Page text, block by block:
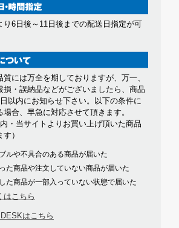
り6日後～11日後までの配送日指定が可
質には万全を期しておりますが、万一、
損・誤納品などがございましたら、商品
以内にお知らせ下さい。以下の条件に
場合、早急に対応させて頂きます。
・当サイトよりお買い上げ頂いた商品
）
ルや不具合のある商品が届いた
た商品や注文していない商品が届いた
た商品が一部入っていない状態で届いた
こちら
はこちら